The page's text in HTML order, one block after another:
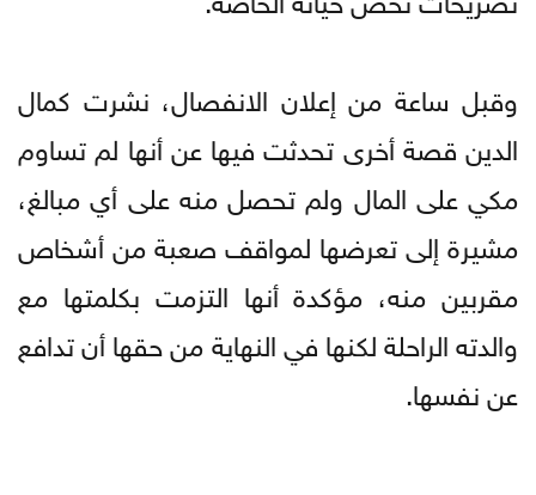
وقبل ساعة من إعلان الانفصال، نشرت كمال
الدين قصة أخرى تحدثت فيها عن أنها لم تساوم
مكي على المال ولم تحصل منه على أي مبالغ،
مشيرة إلى تعرضها لمواقف صعبة من أشخاص
مقربين منه، مؤكدة أنها التزمت بكلمتها مع
والدته الراحلة لكنها في النهاية من حقها أن تدافع
عن نفسها.